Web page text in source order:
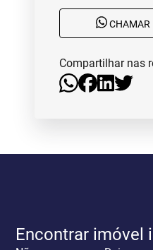
CHAMAR
Compartilhar nas
Encontrar imóvel